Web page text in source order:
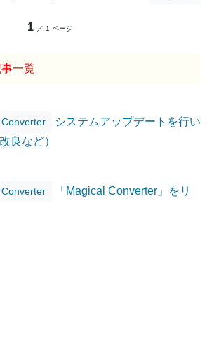
1 ／ 1 ページ
一覧
システムアップデートを行い
良など）
「Magical Converter」をリ